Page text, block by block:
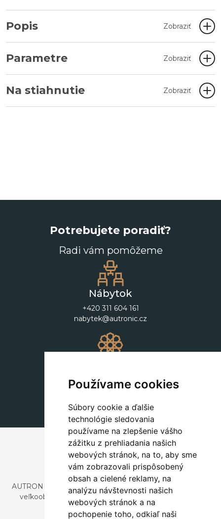
Používame cookies
Súbory cookie a ďalšie
technológie sledovania
používame na zlepšenie vášho
zážitku z prehliadania našich
webových stránok, na to, aby sme
vám zobrazovali prispôsobený
obsah a cielené reklamy, na
analýzu návštevnosti našich
webových stránok a na
pochopenie toho, odkiaľ naši
Popis Zobraziť
Parametre Zobraziť
Na stiahnutie Zobraziť
Potrebujete poradiť?
Radi vám pomôžeme
Nábytok
+420 311 604 161
nabytek@autronic.cz
+420 311 604 182
dekorace@autronic.cz
AUTRONIC, s.r.o. je spoločnosť zaoberajúca sa dovozom a
veľkoobchodným predajom dizajnového aj štýlového
nábytku a dekorácií.